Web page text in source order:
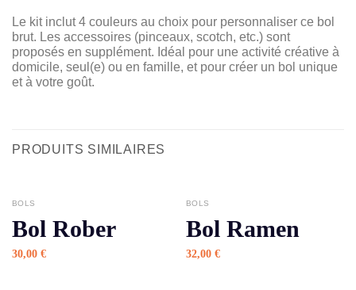
Le kit inclut 4 couleurs au choix pour personnaliser ce bol
brut. Les accessoires (pinceaux, scotch, etc.) sont
proposés en supplément. Idéal pour une activité créative à
domicile, seul(e) ou en famille, et pour créer un bol unique
et à votre goût.
PRODUITS SIMILAIRES
BOLS
Bol Rober
30,00 €
BOLS
Bol Ramen
32,00 €